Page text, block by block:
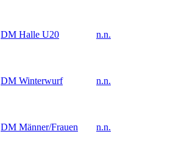
DM Halle U20 n.n.
DM Winterwurf n.n.
DM Männer/Frauen n.n.